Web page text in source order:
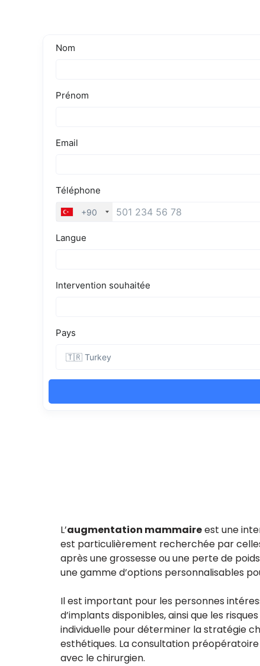
L’augmentation mammaireest une
est particulièrement recherchée par
après une grossesse ou une perte de
une gamme d’options personnalisables
Il est important pour les personnes
d’implants disponibles, ainsi que les
individuelle pour déterminer la stratégie
esthétiques. La consultation
avec le chirurgien.